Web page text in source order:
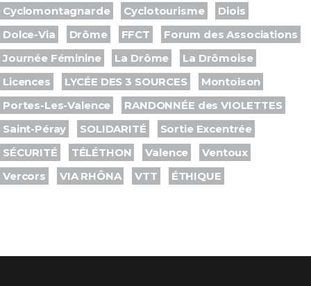
Cyclomontagnarde
Cyclotourisme
Diois
Dolce-Via
Drôme FFCT
Forum des Associations
Journée Féminine
La Drôme
La Drômoise
Licences
LYCÉE DES 3 SOURCES
Montoison
Portes-Les-Valence
RANDONNÉE des VIOLETTES
Saint-Péray
SOLIDARITÉ
Sortie Excentrée
SÉCURITÉ
TÉLÉTHON Valence
Ventoux
Vercors
VIA RHÔNA VTT ÉTHIQUE